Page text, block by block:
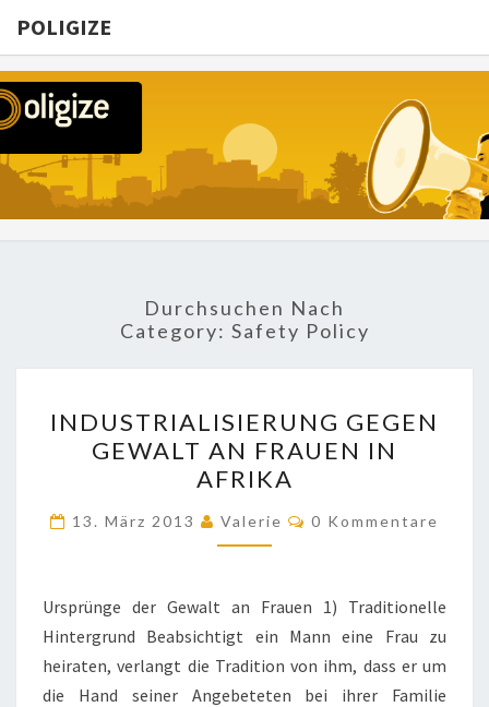
POLIGIZE
POLIGIZE
About
Economy,
Politics,
Durchsuchen Nach
Category: Safety Policy
GEGEN
GEWALT
AN
FRAUEN
IN
INDUSTRIALISIERUNG GEGEN
GEWALT AN FRAUEN IN
AFRIKA
13. März 2013 Valerie Kommentare
0 Kommentare
Ursprünge der Gewalt an Frauen 1) Traditionelle
Hintergrund Beabsichtigt ein Mann eine Frau zu
heiraten, verlangt die Tradition von ihm, dass er um
die Hand seiner Angebeteten bei ihrer Familie